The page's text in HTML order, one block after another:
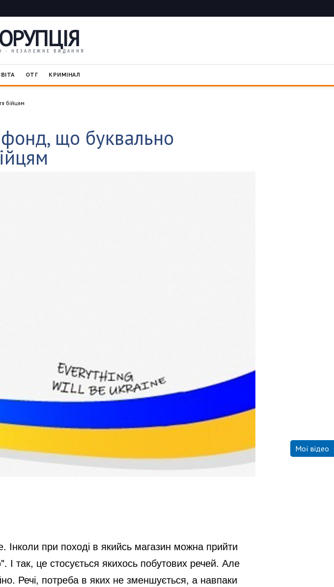
· НЕЗАЛЕЖНЕ ВИДАННЯ
ОТГ КРИМІНАЛ
бійцям
що буквально
Інколи при поході в якийсь магазин можна прийти
так, це стосується якихось побутових речей. Але
Речі, потреба в яких не зменшується, а навпаки
Мої відео